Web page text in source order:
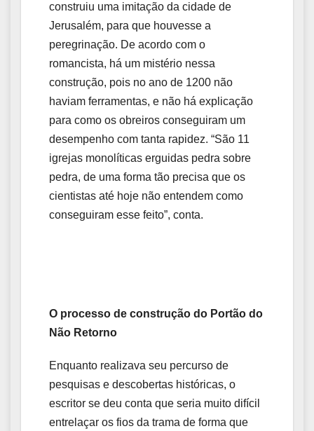
construiu uma imitação da cidade de
Jerusalém, para que houvesse a
peregrinação. De acordo com o
romancista, há um mistério nessa
construção, pois no ano de 1200 não
haviam ferramentas, e não há explicação
para como os obreiros conseguiram um
desempenho com tanta rapidez. “São 11
igrejas monolíticas erguidas pedra sobre
pedra, de uma forma tão precisa que os
cientistas até hoje não entendem como
conseguiram esse feito”, conta.
O processo de construção do Portão do
Não Retorno
Enquanto realizava seu percurso de
pesquisas e descobertas históricas, o
escritor se deu conta que seria muito difícil
entrelaçar os fios da trama de forma que